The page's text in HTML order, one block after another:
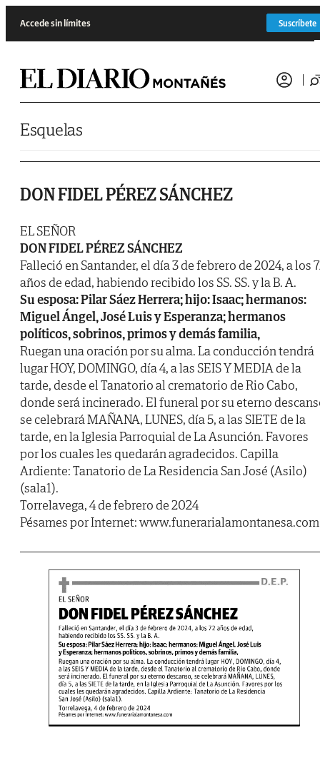
Accede sin límites Suscríbete
Esquelas
DON FIDEL PÉREZ SÁNCHEZ
EL SEÑOR
DON FIDEL PÉREZ SÁNCHEZ
Falleció en Santander, el día 3 de febrero de 2024, a los
años de edad, habiendo recibido los SS. SS. y la B. A.
Su esposa: Pilar Sáez Herrera; hijo: Isaac; hermanos:
Miguel Ángel, José Luis y Esperanza; hermanos
políticos, sobrinos, primos y demás familia,
Ruegan una oración por su alma. La conducción tendrá
lugar HOY, DOMINGO, día 4, a las SEIS Y MEDIA de la
tarde, desde el Tanatorio al crematorio de Rio Cabo,
donde será incinerado. El funeral por su eterno
se celebrará MAÑANA, LUNES, día 5, a las SIETE de la
tarde, en la Iglesia Parroquial de La Asunción. Favores
por los cuales les quedarán agradecidos. Capilla
Ardiente: Tanatorio de La Residencia San José (Asilo)
(sala1).
Torrelavega, 4 de febrero de 2024
Pésames por Internet: www.funerarialamontanesa.com